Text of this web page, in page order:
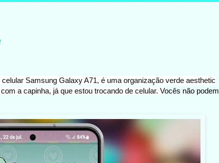
Samsung Galaxy A71, é uma organização verde aesthetic
a capinha, já que estou trocando de celular. Vocês não podem